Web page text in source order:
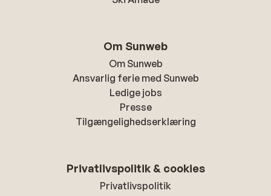
Om Sunweb
Om Sunweb
Ansvarlig ferie med Sunweb
Ledige jobs
Presse
Tilgængelighedserklæring
Privatlivspolitik & cookies
Privatlivspolitik